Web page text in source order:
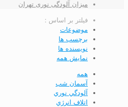
میزان آلودگی نوری تهران
فیلتر بر اساس :
موضوعات
برچسب ها
نویسنده ها
نمایش همه
همه
آسمان شب
آلودگي نوري
اتلاف انرژي